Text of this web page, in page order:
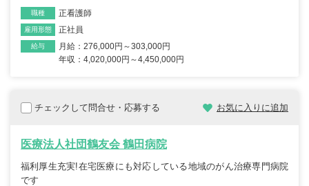
職種 正看護師
雇用形態 正社員
給与
月給：276,000円～303,000円
年収：4,020,000円～4,450,000円
チェックして問合せ・応募する お気に入りに追加
医療法人社団鶴友会 鶴田病院
福利厚生充実!在宅医療にも対応している地域のがん治療専門病院
です